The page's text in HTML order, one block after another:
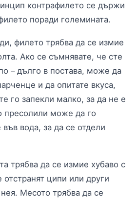
контрафилето се държи
поради големината.
филето трябва да се измие
Ако се съмнявате, че сте
– дълго в постава, може да
и да опитате вкуса,
го запекли малко, за да не е
пресолили може да го
във вода, за да се отдели
трябва да се измие хубаво с
отстранят ципи или други
Месото трябва да се